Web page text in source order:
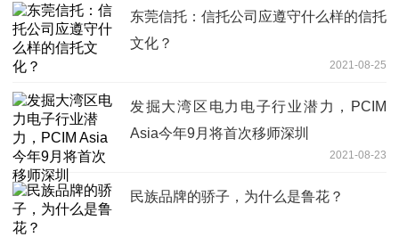
东莞信托：信托公司应遵守什么样的信托
文化？
2021-08-25
发掘大湾区电力电子行业潜力，PCIM
Asia今年9月将首次移师深圳
2021-08-23
民族品牌的骄子，为什么是鲁花？